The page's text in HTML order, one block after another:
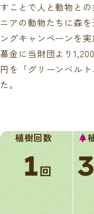
すことで人と動物と
ニアの動物たちに森
ングキャンペーンを
募金に当財団より
円を「グリーンベル
た。
植樹回数
1回
park